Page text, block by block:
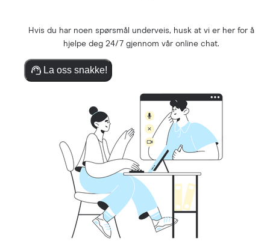
Hvis du har noen spørsmål underveis, husk at vi er her for å
hjelpe deg 24/7 gjennom vår online chat.
La oss snakke!